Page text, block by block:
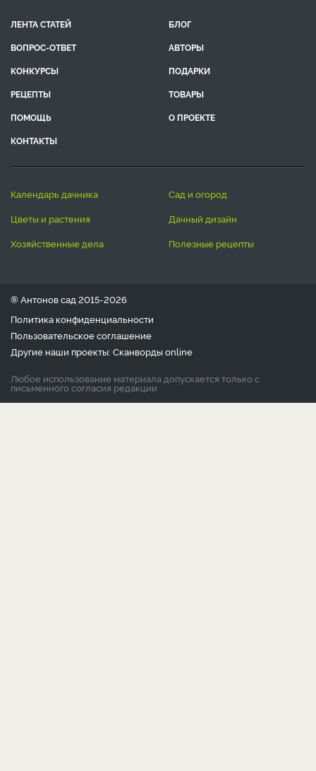
ЛЕНТА СТАТЕЙ
БЛОГ
ВОПРОС-ОТВЕТ
АВТОРЫ
КОНКУРСЫ
ПОДАРКИ
РЕЦЕПТЫ
ТОВАРЫ
ПОМОЩЬ
О ПРОЕКТЕ
КОНТАКТЫ
календарь дачника
сад и огород
цветы и растения
дачный дизайн
хозяйственные дела
полезные рецепты
® Антонов сад 2015-2026
Политика конфиденциальности
Пользовательское соглашение
Другие наши проекты: Сканвордыonline
Любое использование материала допускается только с
письменного согласия редакции